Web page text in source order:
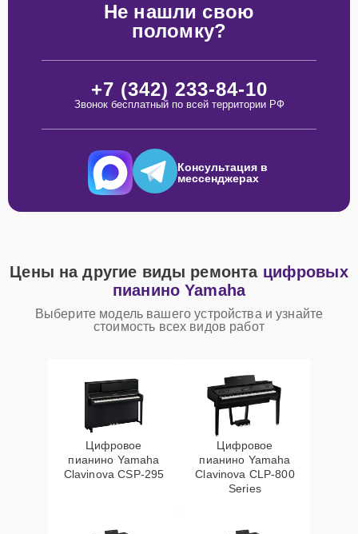
Не нашли свою
поломку?
+7 (342) 233-84-10
Звонок бесплатный по всей территории РФ
Консультация в
мессенджерах
Цены на другие виды ремонта цифровых
пианино Yamaha
Выберите модель вашего устройства и узнайте
стоимость всех видов работ
Цифровое
пианино Yamaha
Clavinova CSP-295
Цифровое
пианино Yamaha
Clavinova CLP-800
Series